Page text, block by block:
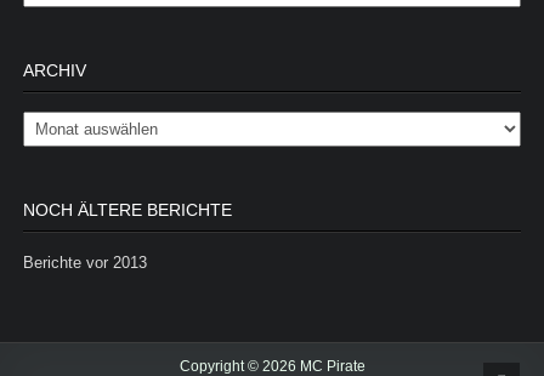
ARCHIV
Archiv
NOCH ÄLTERE BERICHTE
Berichte vor 2013
Copyright © 2026 MC Pirate